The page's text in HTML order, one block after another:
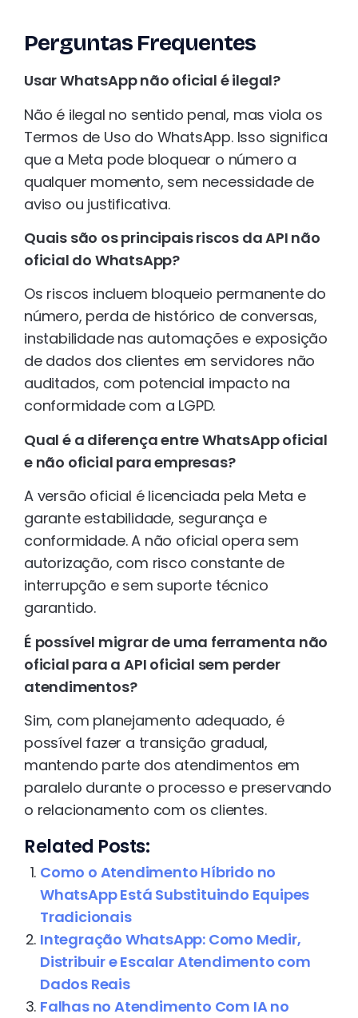
Perguntas Frequentes
Usar WhatsApp não oficial é ilegal?
Não é ilegal no sentido penal, mas viola os
Termos de Uso do WhatsApp. Isso significa
que a Meta pode bloquear o número a
qualquer momento, sem necessidade de
aviso ou justificativa.
Quais são os principais riscos da API não
oficial do WhatsApp?
Os riscos incluem bloqueio permanente do
número, perda de histórico de conversas,
instabilidade nas automações e exposição
de dados dos clientes em servidores não
auditados, com potencial impacto na
conformidade com a LGPD.
Qual é a diferença entre WhatsApp oficial
e não oficial para empresas?
A versão oficial é licenciada pela Meta e
garante estabilidade, segurança e
conformidade. A não oficial opera sem
autorização, com risco constante de
interrupção e sem suporte técnico
garantido.
É possível migrar de uma ferramenta não
oficial para a API oficial sem perder
atendimentos?
Sim, com planejamento adequado, é
possível fazer a transição gradual,
mantendo parte dos atendimentos em
paralelo durante o processo e preservando
o relacionamento com os clientes.
Related Posts:
Como o Atendimento Híbrido no
WhatsApp Está Substituindo Equipes
Tradicionais
Integração WhatsApp: Como Medir,
Distribuir e Escalar Atendimento com
Dados Reais
Falhas no Atendimento Com IA no